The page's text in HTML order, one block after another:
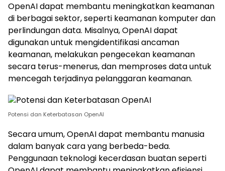
OpenAI dapat membantu meningkatkan keamanan
di berbagai sektor, seperti keamanan komputer dan
perlindungan data. Misalnya, OpenAI dapat
digunakan untuk mengidentifikasi ancaman
keamanan, melakukan pengecekan keamanan
secara terus-menerus, dan memproses data untuk
mencegah terjadinya pelanggaran keamanan.
Potensi dan Keterbatasan OpenAI
Secara umum, OpenAI dapat membantu manusia
dalam banyak cara yang berbeda-beda.
Penggunaan teknologi kecerdasan buatan seperti